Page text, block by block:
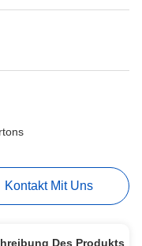
Kontakt Mit Uns
Des Produkts